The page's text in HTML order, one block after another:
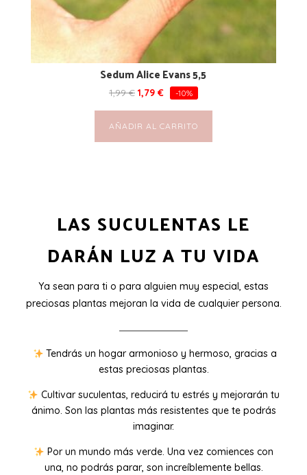
Sedum Alice Evans 5,5
1,99€ 1,79 € -10%
AÑADIR AL CARRITO
LAS SUCULENTAS LE
DARÁN LUZ A TU VIDA
Ya sean para ti o para alguien muy especial, estas
preciosas plantas mejoran la vida de cualquier persona.
Tendrás un hogar armonioso y hermoso, gracias a
estas preciosas plantas.
Cultivar suculentas, reducirá tu estrés y mejorarán tu
ánimo. Son las plantas más resistentes que te podrás
imaginar.
Por un mundo más verde. Una vez comiences con
una, no podrás parar, son increíblemente bellas.